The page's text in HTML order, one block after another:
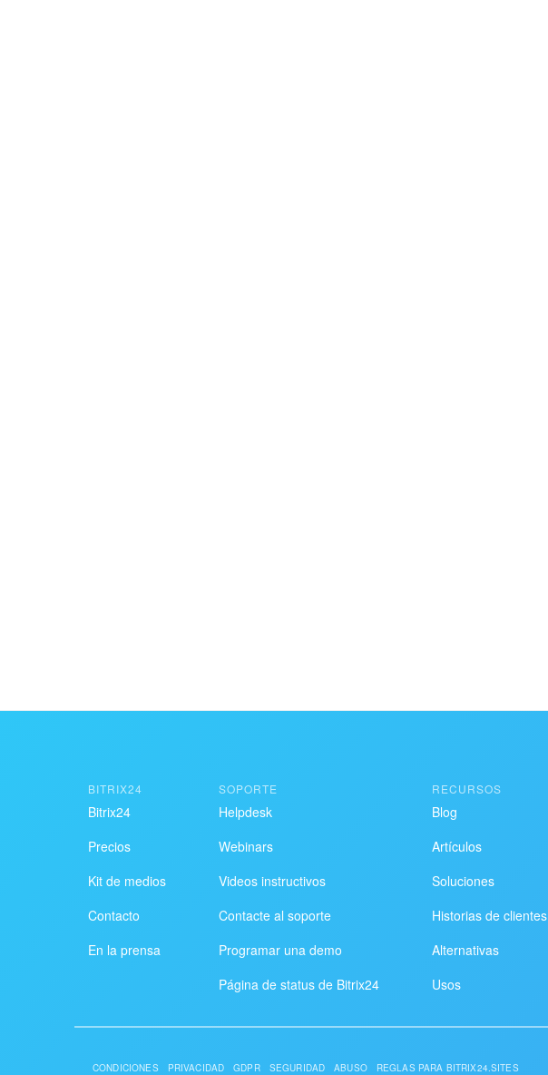
BITRIX24
Bitrix24
Precios
Kit de medios
Contacto
En la prensa
SOPORTE
Helpdesk
Webinars
Videos instructivos
Contacte al soporte
Programar una demo
Página de status de Bitrix24
RECURSOS
Blog
Artículos
Soluciones
Historias de clientes
Alternativas
Usos
CONDICIONES PRIVACIDAD GDPR SEGURIDAD ABUSO REGLAS PARA BITRIX24.SITES